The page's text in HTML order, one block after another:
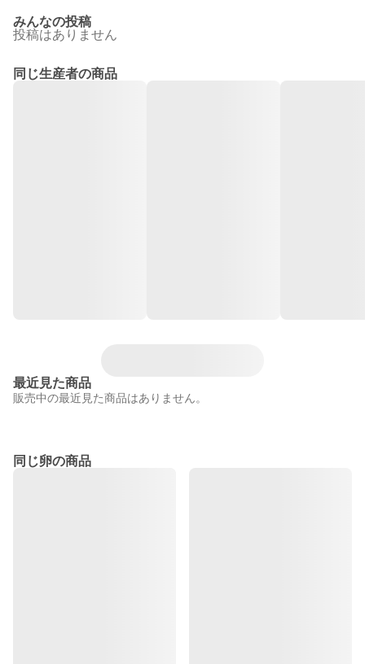
みんなの投稿
投稿はありません
同じ生産者の商品
最近見た商品
販売中の最近見た商品はありません。
同じ卵の商品